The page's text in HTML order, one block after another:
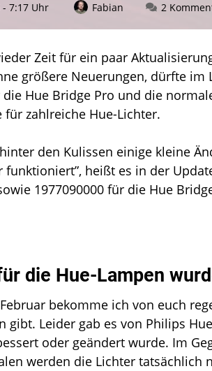
- 7:17 Uhr Fabian 2
Zeit für ein paar
größere Neuerungen, dürfte im
Hue Bridge Pro und die
für zahlreiche Hue-Lichter.
den Kulissen einige kleine
funktioniert”, heißt es in der
1977090000 für die Hue
die Hue-Lampen
bekomme ich von euch
gibt. Leider gab es von Philips
oder geändert wurde. Im
werden die Lichter tatsächlich